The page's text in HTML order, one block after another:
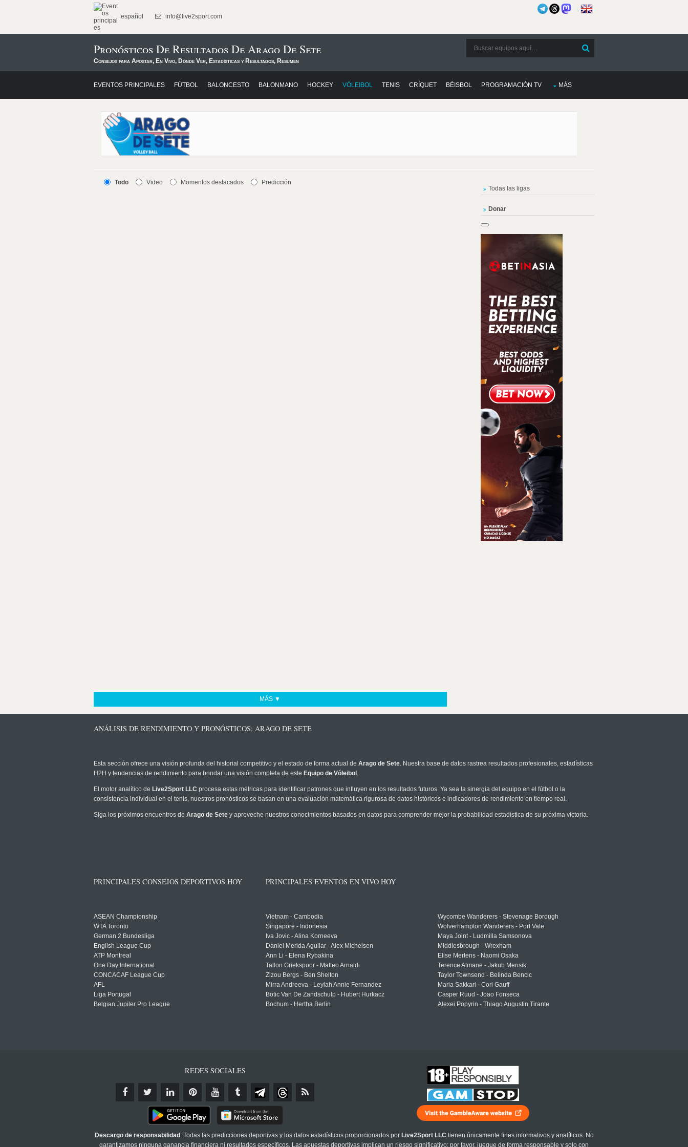
español info@live2sport.com
Pronósticos De Resultados De Arago De Sete
Consejos para Apostar, En Vivo, Dónde Ver, Estadísticas y Resultados, Resumen
EVENTOS PRINCIPALES FÚTBOL BALONCESTO BALONMANO HOCKEY VÓLEIBOL TENIS CRÍQUET BÉISBOL PROGRAMACIÓN TV MÁS
Todo Video Momentos destacados Predicción
MÁS ▼
Todas las ligas
Donar
ANÁLISIS DE RENDIMIENTO Y PRONÓSTICOS: ARAGO DE SETE
Esta sección ofrece una visión profunda del historial competitivo y el estado de forma actual de Arago de Sete. Nuestra base de datos rastrea resultados profesionales, estadísticas
H2H y tendencias de rendimiento para brindar una visión completa de este Equipo de Vóleibol .
El motor analítico de Live2Sport LLC procesa estas métricas para identificar patrones que influyen en los resultados futuros. Ya sea la sinergia del equipo en el fútbol o la
consistencia individual en el tenis, nuestros pronósticos se basan en una evaluación matemática rigurosa de datos históricos e indicadores de rendimiento en tiempo real.
Siga los próximos encuentros de Arago de Sete y aproveche nuestros conocimientos basados en datos para comprender mejor la probabilidad estadística de su próxima victoria.
PRINCIPALES CONSEJOS DEPORTIVOS HOY
ASEAN Championship
WTA Toronto
German 2 Bundesliga
English League Cup
ATP Montreal
One Day International
CONCACAF League Cup
AFL
Liga Portugal
Belgian Jupiler Pro League
PRINCIPALES EVENTOS EN VIVO HOY
Vietnam - Cambodia
Singapore - Indonesia
Iva Jovic - Alina Korneeva
Daniel Merida Aguilar - Alex Michelsen
Ann Li - Elena Rybakina
Tallon Griekspoor - Matteo Arnaldi
Zizou Bergs - Ben Shelton
Mirra Andreeva - Leylah Annie Fernandez
Botic Van De Zandschulp - Hubert Hurkacz
Bochum - Hertha Berlin
Wycombe Wanderers - Stevenage Borough
Wolverhampton Wanderers - Port Vale
Maya Joint - Ludmilla Samsonova
Middlesbrough - Wrexham
Elise Mertens - Naomi Osaka
Terence Atmane - Jakub Mensik
Taylor Townsend - Belinda Bencic
Maria Sakkari - Cori Gauff
Casper Ruud - Joao Fonseca
Alexei Popyrin - Thiago Augustin Tirante
REDES SOCIALES
Descargo de responsabilidad : Todas las predicciones deportivas y los datos estadísticos proporcionados por Live2Sport LLC tienen únicamente fines informativos y analíticos. No
garantizamos ninguna ganancia financiera ni resultados específicos. Las apuestas deportivas implican un riesgo significativo; por favor, juegue de forma responsable y solo con